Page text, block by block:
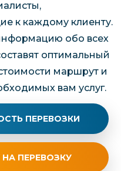
к каждому клиенту.
обо всех
оптимальный
маршрут и
вам услуг.
ПЕРЕВОЗКИ
ПЕРЕВОЗКУ